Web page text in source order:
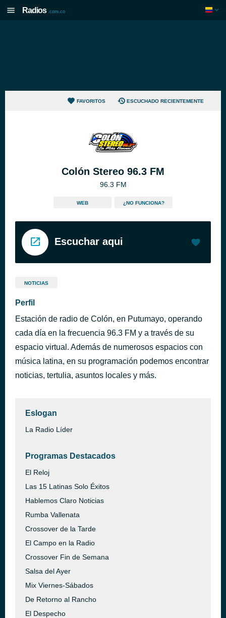
Radios .com.co
FAVORITOS ESCUCHADO RECIENTEMENTE
Colón Stereo 96.3 FM
96.3 FM
WEB ¿NO FUNCIONA?
Escuchar aqui
NOTICIAS
Perfil
Estación de radio de Colón, en Putumayo, operando
cada día en la frecuencia 96.3 FM y a través de su
espacio virtual. Además de numerosos espacios con
música latina, en su programación podemos encontrar
noticias, tertulia, asuntos locales y más.
Eslogan
La Radio Líder
Programas Destacados
El Reloj
Las 15 Latinas Solo Éxitos
Hablemos Claro Noticias
Rumba Vallenata
Crossover de la Tarde
El Campo en la Radio
Crossover Fin de Semana
Salsa del Ayer
Mix Viernes-Sábados
De Retorno al Rancho
El Despecho